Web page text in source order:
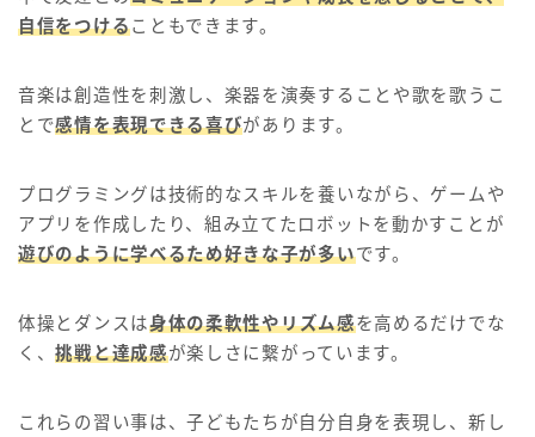
自信をつけることもできます。
音楽は創造性を刺激し、楽器を演奏することや歌を歌うこ
とで感情を表現できる喜びがあります。
プログラミングは技術的なスキルを養いながら、ゲームや
アプリを作成したり、組み立てたロボットを動かすことが
遊びのように学べるため好きな子が多いです。
体操とダンスは身体の柔軟性やリズム感を高めるだけでな
く、挑戦と達成感が楽しさに繋がっています。
これらの習い事は、子どもたちが自分自身を表現し、新し